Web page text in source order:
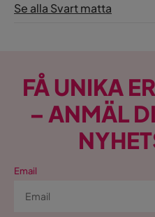
Se alla Svart matta
FÅ UNIKA
– ANMÄL
Email